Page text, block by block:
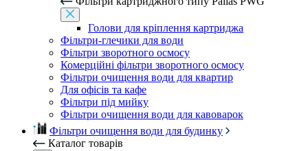
Голови для кріплення картриджа
Фільтри-глечики для води
Фільтри зворотного осмосу
Комерційні фільтри зворотного осмосу
Фільтри очищення води для квартир
Для офісів та кафе
Фільтри під мийку
Фільтри очищення води для кавоварок
Фільтри очищення води для будинку
Каталог товарів